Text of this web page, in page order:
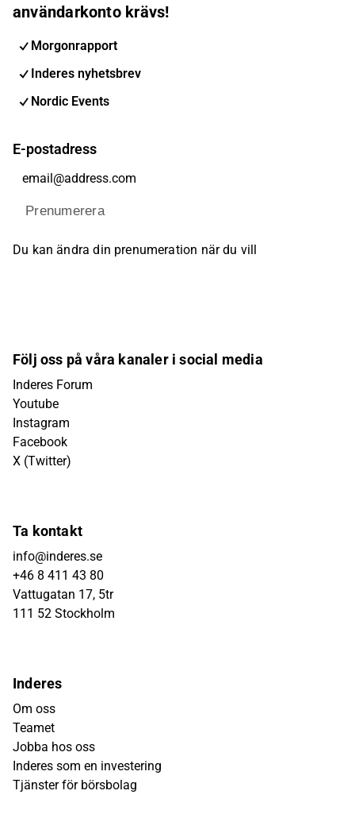
användarkonto krävs!
Morgonrapport
Inderes nyhetsbrev
Nordic Events
E-postadress
Prenumerera
Du kan ändra din prenumeration när du vill
Följ oss på våra kanaler i social media
Inderes Forum
Youtube
Instagram
Facebook
X (Twitter)
Ta kontakt
info@inderes.se
+46 8 411 43 80
Vattugatan 17, 5tr
111 52 Stockholm
Inderes
Om oss
Teamet
Jobba hos oss
Inderes som en investering
Tjänster för börsbolag